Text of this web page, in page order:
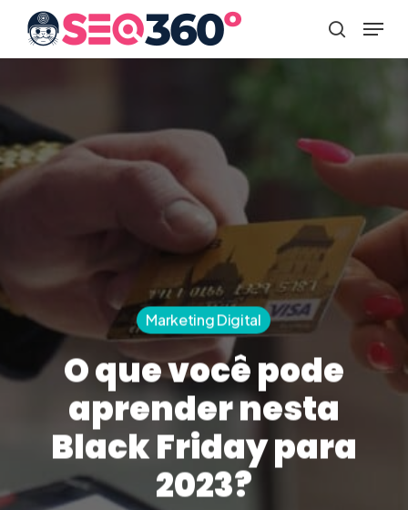
Skip
search
Marketing Digital
O que você pode
aprender nesta
Black Friday para
2023?